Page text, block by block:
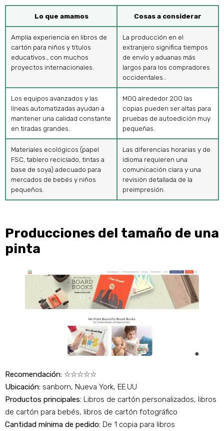
Lo que amamos Cosas a considerar
Amplia experiencia en libros de
cartón para niños y títulos
educativos., con muchos
proyectos internacionales.
La producción en el
extranjero significa tiempos
de envío y aduanas más
largos para los compradores
occidentales..
Los equipos avanzados y las
líneas automatizadas ayudan a
mantener una calidad constante
en tiradas grandes.
MOQ alrededor 200 las
copias pueden ser altas para
pruebas de autoedición muy
pequeñas.
Materiales ecológicos (papel
FSC, tablero reciclado, tintas a
base de soya) adecuado para
mercados de bebés y niños
pequeños.
Las diferencias horarias y de
idioma requieren una
comunicación clara y una
revisión detallada de la
preimpresión.
Producciones del tamaño de una
pinta
Recomendación: ☆☆☆☆☆
Ubicación: sanborn, Nueva York, EE.UU
Productos principales: Libros de cartón personalizados, libros
de cartón para bebés, libros de cartón fotográfico
Cantidad mínima de pedido: De 1 copia para libros